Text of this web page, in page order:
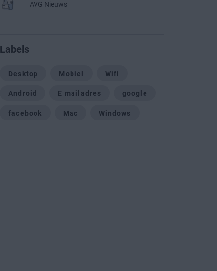
AVG Nieuws
Labels
Desktop Mobiel Wifi
Android E mailadres google
facebook Mac Windows